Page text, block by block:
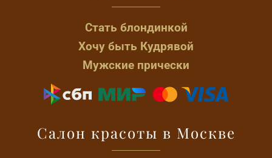
Стать блондинкой
Хочу быть Кудрявой
Мужские прически
Салон красоты в Москве